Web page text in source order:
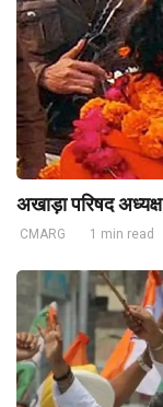
अखाड़ा परिषद
CMARG 1 min read